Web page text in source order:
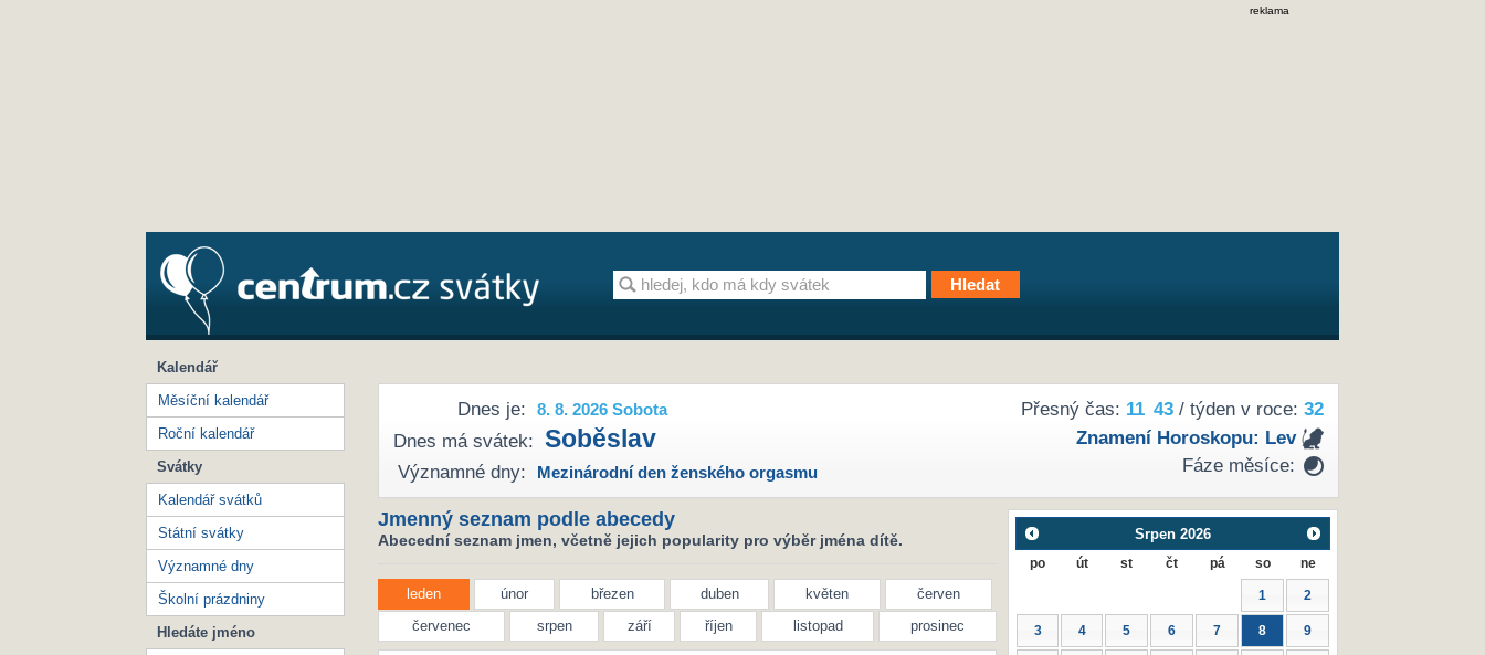
reklama
Přesný čas: 11 43/ týden v roce: 32
Znamení Horoskopu: Lev
Fáze měsíce:
Dnes je: 8. 8. 2026 Sobota
Dnes má svátek: Soběslav
Významné dny: Mezinárodní den ženského orgasmu
Jmenný seznam podle abecedy
Abecední seznam jmen, včetně jejich popularity pro výběr jména dítě.
leden únor březen duben květen
červen
červenec
srpen září říjen listopad prosinec
Srpen 2026
po út st čt pá so ne
1 2
3 4 5 6 7 8 9
Kalendář
Měsíční kalendář
Roční kalendář
Svátky
Kalendář svátků
Státní svátky
Významné dny
Školní prázdniny
Hledáte jméno